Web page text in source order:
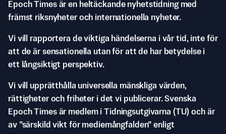
Epoch Times är en heltäckande nyhetstidning med
främst riksnyheter och internationella nyheter.
Vi vill rapportera de viktiga händelserna i vår tid, inte för
att de är sensationella utan för att de har betydelse i
ett långsiktigt perspektiv.
Vi vill upprätthålla universella mänskliga värden,
rättigheter och friheter i det vi publicerar. Svenska
Epoch Times är medlem i Tidningsutgivarna (TU) och är
av ”särskild vikt för mediemångfalden” enligt